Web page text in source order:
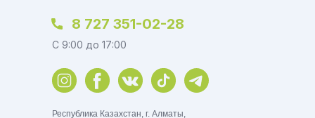
Республика Казахстан, г. Алматы,
C 9:00 до 17:00
8 727 351-02-28